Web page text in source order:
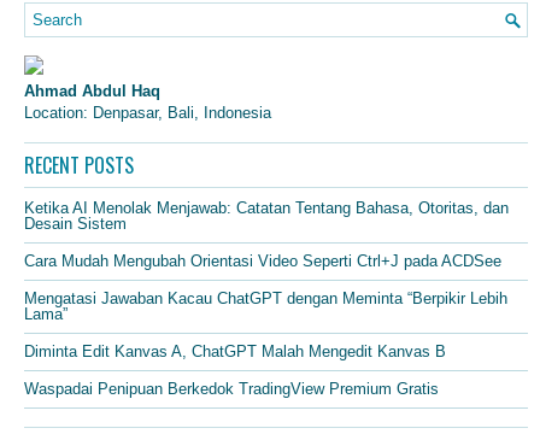
Ahmad Abdul Haq
Location: Denpasar, Bali, Indonesia
RECENT POSTS
Ketika AI Menolak Menjawab: Catatan Tentang Bahasa, Otoritas, dan
Desain Sistem
Cara Mudah Mengubah Orientasi Video Seperti Ctrl+J pada ACDSee
Mengatasi Jawaban Kacau ChatGPT dengan Meminta “Berpikir Lebih
Lama”
Diminta Edit Kanvas A, ChatGPT Malah Mengedit Kanvas B
Waspadai Penipuan Berkedok TradingView Premium Gratis